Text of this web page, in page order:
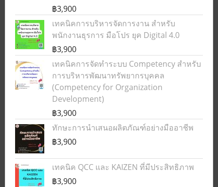
฿3,900
เทคนิคการบริหารจัดการงาน สำหรับ
พนักงานธุรการ มือโปร ยุค Digital 4.0
฿3,900
เทคนิคการจัดทำระบบ Competency สำหรับ
การบริหารพัฒนาทรัพยากรบุคคล
(Competency for Organization
Development)
฿3,900
ทักษะการนำเสนอผลิตภัณฑ์อย่างมืออาชีพ
฿3,900
เทคนิค QCC และ KAIZEN ที่มีประสิทธิภาพ
฿3,900